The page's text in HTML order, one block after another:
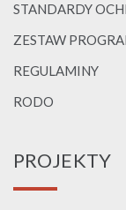
STANDARDY
ZESTAW
REGULAMINY
RODO
PROJEKTY